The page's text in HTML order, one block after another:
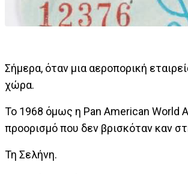
Σήμερα, όταν μια αεροπορική
χώρα.
Το 1968 όμως η Pan American World
προορισμό που δεν βρισκόταν καν
Τη Σελήνη.